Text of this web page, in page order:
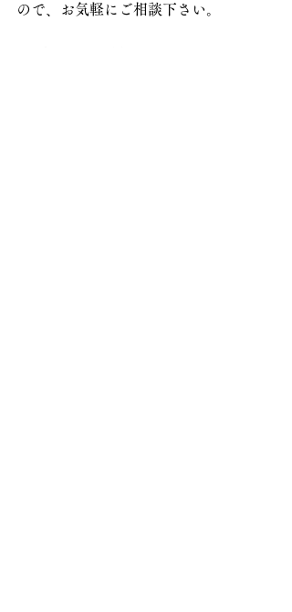
ので、お気軽にご相談下さい。